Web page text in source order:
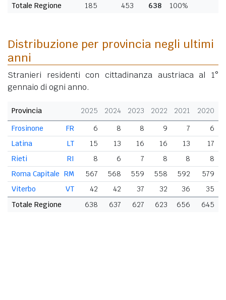
Totale Regione
185 453 638 100%
Distribuzione per provincia negli ultimi
anni
Stranieri residenti con cittadinanza austriaca al 1°
gennaio di ogni anno.
Provincia 2025 2024 2023 2022 2021
2020
FR
Frosinone 6 8 8 9 7
6
LT
Latina 15 13 16 16 13
17
RI
Rieti 8 6 7 8 8
8
RM
Roma Capitale 567 568 559 558 592
579
VT
Viterbo 42 42 37 32 36
35
Totale Regione
638 637 627 623 656 645